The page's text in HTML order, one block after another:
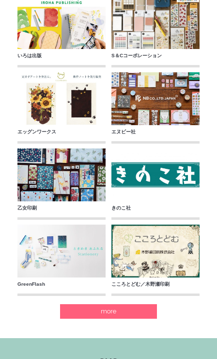
いろは出版 S＆Cコーポレーション
エッグンワークス エヌビー社
乙女印刷 きのこ社
GreenFlash こころとどむ／木野瀬印刷
more